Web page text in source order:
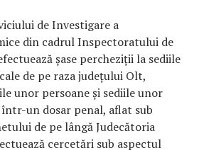
de Investigare a
din cadrul Inspectoratului de
şase percheziţii la sediile
de pe raza judeţului Olt,
unor persoane şi sediile unor
un dosar penal, aflat sub
de pe lângă Judecătoria
cercetări sub aspectul